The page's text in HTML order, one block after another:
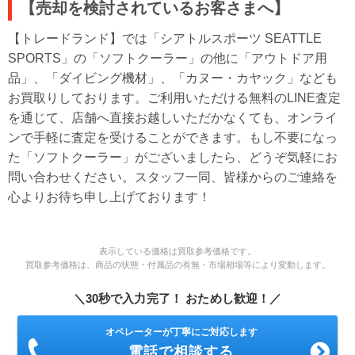
【売却を検討されているお客さまへ】
【トレードランド】では「シアトルスポーツ SEATTLE
SPORTS」の「ソフトクーラー」の他に「アウトドア用
品」、「ダイビング機材」、「カヌー・カヤック」なども
お買取りしております。ご利用いただける無料のLINE査定
を通じて、店舗へ直接お越しいただかなくても、オンライ
ンで手軽に査定を受けることができます。もし不要になっ
た「ソフトクーラー」がございましたら、どうぞ気軽にお
問い合わせください。スタッフ一同、皆様からのご連絡を
心よりお待ち申し上げております！
表示している価格は買取参考価格です。
買取参考価格は、商品の状態・付属品の有無・市場相場等により変動します。
＼30秒で入力完了！ おためし歓迎！／
オペレーターが丁寧にご対応します
電話で相談する